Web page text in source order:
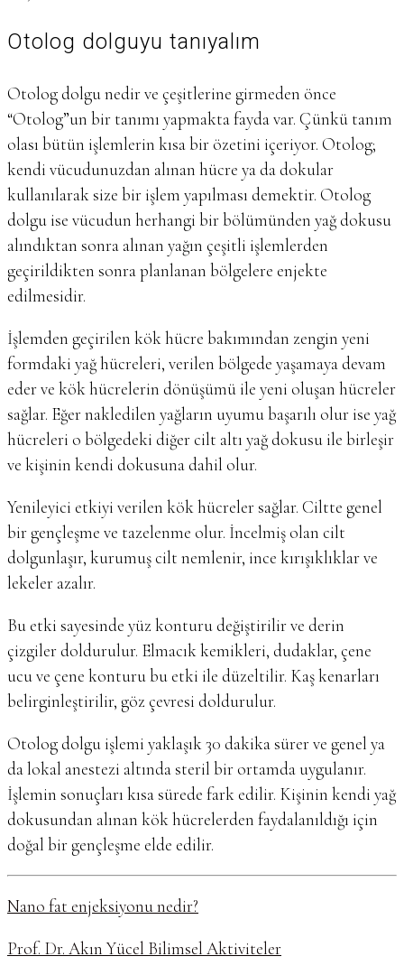
Otolog dolguyu tanıyalım
Otolog dolgu nedir ve çeşitlerine girmeden önce
“Otolog”un bir tanımı yapmakta fayda var. Çünkü tanım
olası bütün işlemlerin kısa bir özetini içeriyor. Otolog;
kendi vücudunuzdan alınan hücre ya da dokular
kullanılarak size bir işlem yapılması demektir. Otolog
dolgu ise vücudun herhangi bir bölümünden yağ dokusu
alındıktan sonra alınan yağın çeşitli işlemlerden
geçirildikten sonra planlanan bölgelere enjekte
edilmesidir.
İşlemden geçirilen kök hücre bakımından zengin yeni
formdaki yağ hücreleri, verilen bölgede yaşamaya devam
eder ve kök hücrelerin dönüşümü ile yeni oluşan hücreler
sağlar. Eğer nakledilen yağların uyumu başarılı olur ise yağ
hücreleri o bölgedeki diğer cilt altı yağ dokusu ile birleşir
ve kişinin kendi dokusuna dahil olur.
Yenileyici etkiyi verilen kök hücreler sağlar. Ciltte genel
bir gençleşme ve tazelenme olur. İncelmiş olan cilt
dolgunlaşır, kurumuş cilt nemlenir, ince kırışıklıklar ve
lekeler azalır.
Bu etki sayesinde yüz konturu değiştirilir ve derin
çizgiler doldurulur. Elmacık kemikleri, dudaklar, çene
ucu ve çene konturu bu etki ile düzeltilir. Kaş kenarları
belirginleştirilir, göz çevresi doldurulur.
Otolog dolgu işlemi yaklaşık 30 dakika sürer ve genel ya
da lokal anestezi altında steril bir ortamda uygulanır.
İşlemin sonuçları kısa sürede fark edilir. Kişinin kendi yağ
dokusundan alınan kök hücrelerden faydalanıldığı için
doğal bir gençleşme elde edilir.
Nano fat enjeksiyonu nedir?
Prof. Dr. Akın Yücel Bilimsel Aktiviteler